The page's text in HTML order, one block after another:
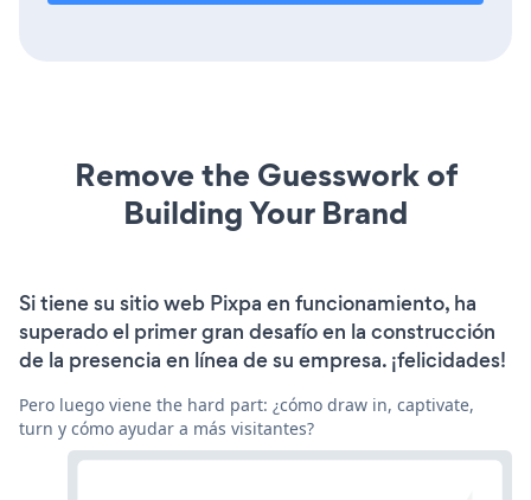
Remove the Guesswork of
Building Your Brand
Si tiene su sitio web Pixpa en funcionamiento, ha
superado el primer gran desafío en la construcción
de la presencia en línea de su empresa. ¡felicidades!
Pero luego viene the hard part: ¿cómo draw in, captivate,
turn y cómo ayudar a más visitantes?